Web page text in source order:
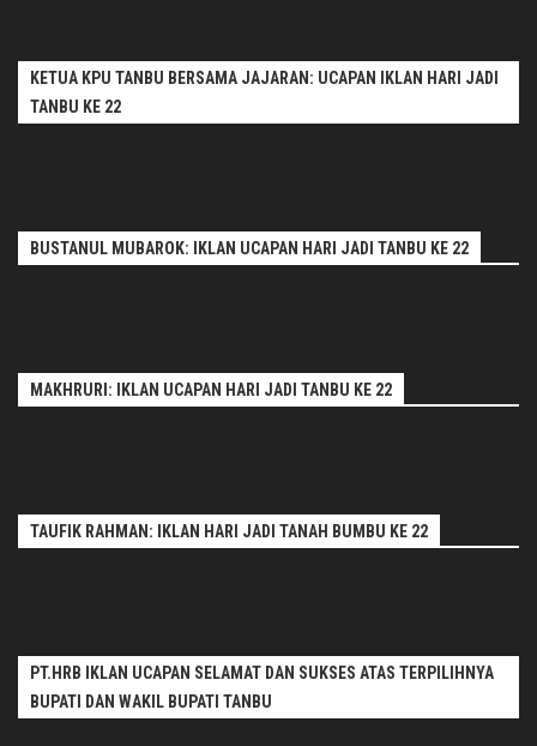
KETUA KPU TANBU BERSAMA JAJARAN: UCAPAN IKLAN HARI JADI
TANBU KE 22
BUSTANUL MUBAROK: IKLAN UCAPAN HARI JADI TANBU KE 22
MAKHRURI: IKLAN UCAPAN HARI JADI TANBU KE 22
TAUFIK RAHMAN: IKLAN HARI JADI TANAH BUMBU KE 22
PT.HRB IKLAN UCAPAN SELAMAT DAN SUKSES ATAS TERPILIHNYA
BUPATI DAN WAKIL BUPATI TANBU